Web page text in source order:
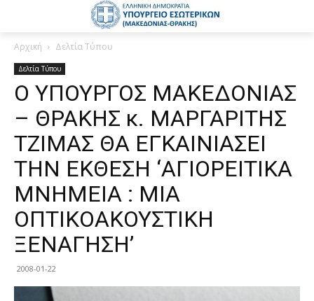
Αρχική Δελτία Τύπου
Δελτία Τύπου
Ο ΥΠΟΥΡΓΟΣ ΜΑΚΕΔΟΝΙΑΣ
– ΘΡΑΚΗΣ κ. ΜΑΡΓΑΡΙΤΗΣ
ΤΖΙΜΑΣ ΘΑ ΕΓΚΑΙΝΙΑΣΕΙ
ΤΗΝ ΕΚΘΕΣΗ ‘ΑΓΙΟΡΕΙΤΙΚΑ
ΜΝΗΜΕΙΑ : ΜΙΑ
ΟΠΤΙΚΟΑΚΟΥΣΤΙΚΗ
ΞΕΝΑΓΗΣΗ’
2008-01-22